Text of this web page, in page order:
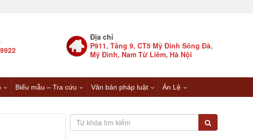
Địa chỉ
P911, Tầng 9, CT5 Mỹ Đình Sông Đà,
Mỹ Đình, Nam Từ Liêm, Hà Nội
Biểu mẫu – Tra cứu Văn bản pháp luật Án Lệ